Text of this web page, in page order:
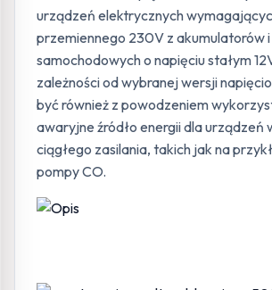
urządzeń elektrycznych
przemiennego 230V z akumulatorów
samochodowych o napięciu stałym
zależności od wybranej wersji
być również z powodzeniem
awaryjne źródło energii dla urządzeń
ciągłego zasilania, takich jak na
pompy CO.